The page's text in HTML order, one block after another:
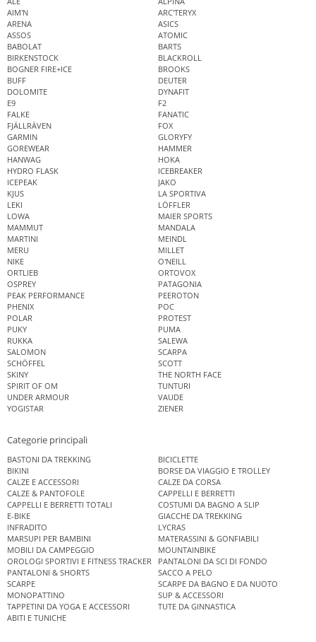
AIM'N
ARC'TERYX
ARENA
ASICS
ASSOS
ATOMIC
BABOLAT
BARTS
BIRKENSTOCK
BLACKROLL
BOGNER FIRE+ICE
BROOKS
BUFF
DEUTER
DOLOMITE
DYNAFIT
E9
F2
FALKE
FANATIC
FJÄLLRÄVEN
FOX
GARMIN
GLORYFY
GOREWEAR
HAMMER
HANWAG
HOKA
HYDRO FLASK
ICEBREAKER
ICEPEAK
JAKO
KJUS
LA SPORTIVA
LEKI
LÖFFLER
LOWA
MAIER SPORTS
MAMMUT
MANDALA
MARTINI
MEINDL
MERU
MILLET
NIKE
O'NEILL
ORTLIEB
ORTOVOX
OSPREY
PATAGONIA
PEAK PERFORMANCE
PEEROTON
PHENIX
POC
POLAR
PROTEST
PUKY
PUMA
RUKKA
SALEWA
SALOMON
SCARPA
SCHÖFFEL
SCOTT
SKINY
THE NORTH FACE
SPIRIT OF OM
TUNTURI
UNDER ARMOUR
VAUDE
YOGISTAR
ZIENER
Categorie principali
BASTONI DA TREKKING
BICICLETTE
BIKINI
BORSE DA VIAGGIO E TROLLEY
CALZE E ACCESSORI
CALZE DA CORSA
CALZE & PANTOFOLE
CAPPELLI E BERRETTI
CAPPELLI E BERRETTI TOTALI
COSTUMI DA BAGNO A SLIP
E-BIKE
GIACCHE DA TREKKING
INFRADITO
LYCRAS
MARSUPI PER BAMBINI
MATERASSINI & GONFIABILI
MOBILI DA CAMPEGGIO
MOUNTAINBIKE
OROLOGI SPORTIVI E FITNESS TRACKER
PANTALONI DA SCI DI FONDO
PANTALONI & SHORTS
SACCO A PELO
SCARPE
SCARPE DA BAGNO E DA NUOTO
MONOPATTINO
SUP & ACCESSORI
TAPPETINI DA YOGA E ACCESSORI
TUTE DA GINNASTICA
ABITI E TUNICHE